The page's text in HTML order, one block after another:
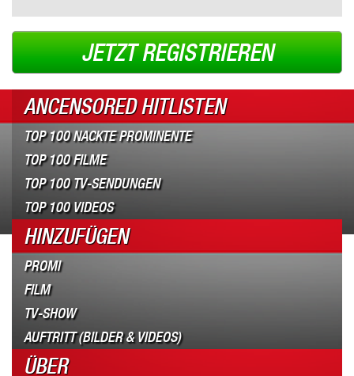
JETZT REGISTRIEREN
ANCENSORED HITLISTEN
TOP 100 NACKTE PROMINENTE
TOP 100 FILME
TOP 100 TV-SENDUNGEN
TOP 100 VIDEOS
HINZUFÜGEN
PROMI
FILM
TV-SHOW
AUFTRITT (BILDER & VIDEOS)
ÜBER